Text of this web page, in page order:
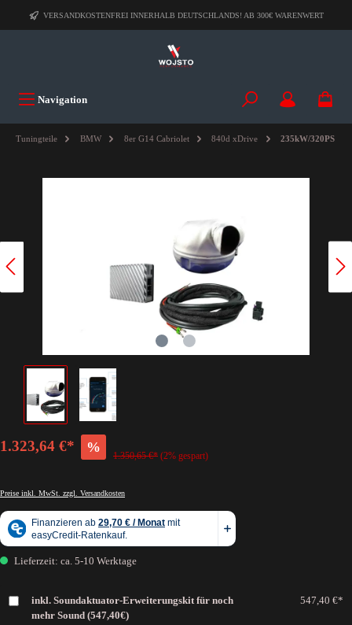
VERSANDKOSTENFREI INNERHALB DEUTSCHLANDS! AB 300€ WARENWERT
Navigation
Tuningteile BMW 8er G14 Cabriolet 840d xDrive 235kW/320PS
1.323,64 €* %
1.350,65 €* (2% gespart)
Preise inkl. MwSt. zzgl. Versandkosten
Lieferzeit: ca. 5-10 Werktage
inkl. Soundaktuator-Erweiterungskit für noch
mehr Sound (547,40€)
547,40 €*